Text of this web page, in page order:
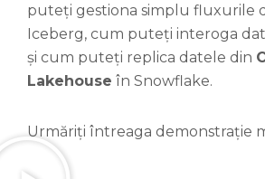
puteți gestiona simplu fluxurile
Iceberg, cum puteți interoga
și cum puteți replica datele din
Lakehouse în Snowflake.
Urmăriți întreaga demonstrație